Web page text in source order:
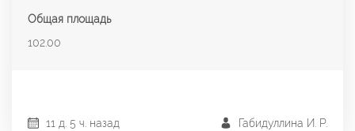
Общая площадь
102.00
Габидуллина И. Р.
11 д. 5 ч. назад